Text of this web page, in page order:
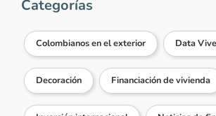
Categorías
Colombianos en el exterior Data
Decoración Financiación de vivienda